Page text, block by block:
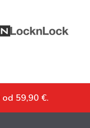
od 59,90 €.